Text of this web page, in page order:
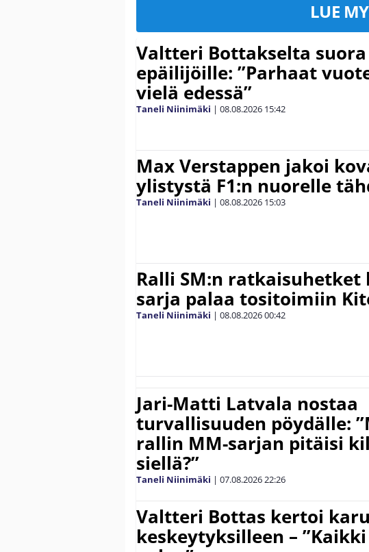
LUE
Valtteri Bottakselta
epäilijöille: ”Parhaat
vielä edessä”
Taneli Niinimäki | 08.08.2026 15:42
Max Verstappen jakoi
ylistystä F1:n nuorelle
Taneli Niinimäki | 08.08.2026 15:03
Ralli SM:n ratkaisuhetket
sarja palaa tositoimiin
Taneli Niinimäki | 08.08.202600:42
Jari-Matti Latvala nostaa
turvallisuuden pöydälle:
rallin MM-sarjan pitäisi
siellä?”
Taneli Niinimäki | 07.08.202622:26
Valtteri Bottas kertoi
keskeytyksilleen –